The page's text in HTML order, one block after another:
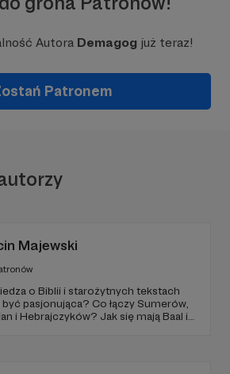
Autora Demagog już teraz!
Patronem
Majewski
o Biblii i starożytnych tekstach
pasjonująca? Co łączy Sumerów,
i Hebrajczyków? Jak się mają Baal i